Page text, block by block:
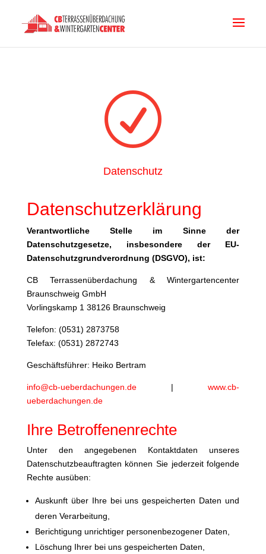
R
Datenschutz
Datenschutzerklärung
Verantwortliche Stelle im Sinne der
Datenschutzgesetze, insbesondere der EU-
Datenschutzgrundverordnung (DSGVO), ist:
CB Terrassenüberdachung & Wintergartencenter
Braunschweig GmbH
Vorlingskamp 1 38126 Braunschweig
Telefon: (0531) 2873758
Telefax: (0531) 2872743
Geschäftsführer: Heiko Bertram
info@cb-ueberdachungen.de|www.cb-
ueberdachungen.de
Ihre Betroffenenrechte
Unter den angegebenen Kontaktdaten unseres
Datenschutzbeauftragten können Sie jederzeit folgende
Rechte ausüben:
Auskunft über Ihre bei uns gespeicherten Daten und
deren Verarbeitung,
Berichtigung unrichtiger personenbezogener Daten,
Löschung Ihrer bei uns gespeicherten Daten,